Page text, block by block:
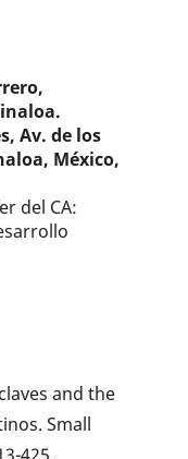
Av. de los
México,
del CA:
and the
Small